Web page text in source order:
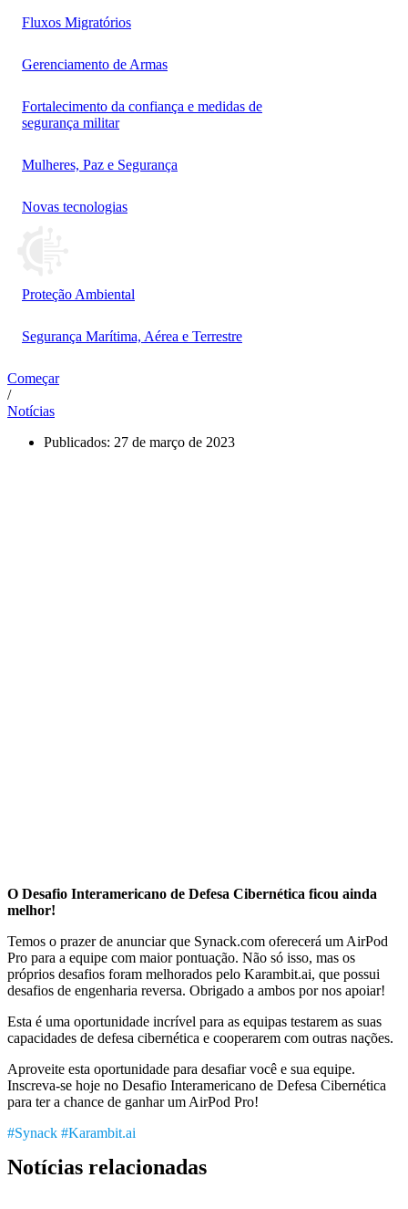
Fluxos Migratórios
Gerenciamento de Armas
Fortalecimento da confiança e medidas de
segurança militar
Mulheres, Paz e Segurança
Novas tecnologias
Proteção Ambiental
Segurança Marítima, Aérea e Terrestre
Começar
/
Notícias
Publicados: 27 de março de 2023
O Desafio Interamericano de Defesa Cibernética ficou ainda
melhor!
Temos o prazer de anunciar que Synack.com oferecerá um AirPod
Pro para a equipe com maior pontuação. Não só isso, mas os
próprios desafios foram melhorados pelo Karambit.ai, que possui
desafios de engenharia reversa. Obrigado a ambos por nos apoiar!
Esta é uma oportunidade incrível para as equipas testarem as suas
capacidades de defesa cibernética e cooperarem com outras nações.
Aproveite esta oportunidade para desafiar você e sua equipe.
Inscreva-se hoje no Desafio Interamericano de Defesa Cibernética
para ter a chance de ganhar um AirPod Pro!
#Synack #Karambit.ai
Notícias relacionadas